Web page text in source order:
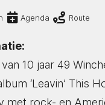
Agenda Route
10 jaar 49
‘Leavin’ This
met rock- en